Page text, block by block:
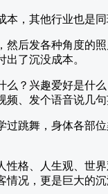
本，其他行业也是
后发各种角度的
了沉没成本。
？兴趣爱好是什
频、发个语音说几
跳舞，身体各部
格、人生观、世
情况，更是巨大的